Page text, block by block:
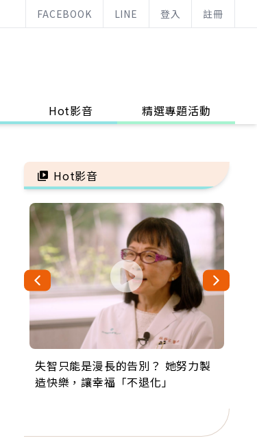
FACEBOOK LINE 登入 註冊
Hot影音 精選專題活動
Hot影音
失智只能是漫長的告別？ 她努力製
造快樂，讓幸福「不退化」
來自剛果的巧克力神父 為台灣奉獻
36年 「台灣是我的家，我連作夢都
63歲卸矽谷副總、搬回台灣找快
樂！「蛋黃哥小丑」走進安養院，
104歲打破金氏世界紀錄 成為全球
最年長羽球選手，分享長壽的秘密
事業巔峰他選擇追夢…黑手阿伯拉
小提琴還登上小巨蛋！連CNN都大